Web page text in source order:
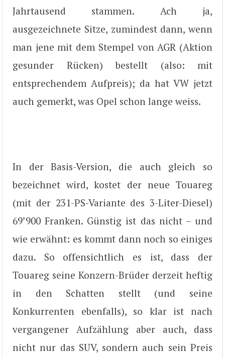
Jahrtausend stammen. Ach ja,
ausgezeichnete Sitze, zumindest dann, wenn
man jene mit dem Stempel von AGR (Aktion
gesunder Rücken) bestellt (also: mit
entsprechendem Aufpreis); da hat VW jetzt
auch gemerkt, was Opel schon lange weiss.
In der Basis-Version, die auch gleich so
bezeichnet wird, kostet der neue Touareg
(mit der 231-PS-Variante des 3-Liter-Diesel)
69’900 Franken. Günstig ist das nicht – und
wie erwähnt: es kommt dann noch so einiges
dazu. So offensichtlich es ist, dass der
Touareg seine Konzern-Brüder derzeit heftig
in den Schatten stellt (und seine
Konkurrenten ebenfalls), so klar ist nach
vergangener Aufzählung aber auch, dass
nicht nur das SUV, sondern auch sein Preis